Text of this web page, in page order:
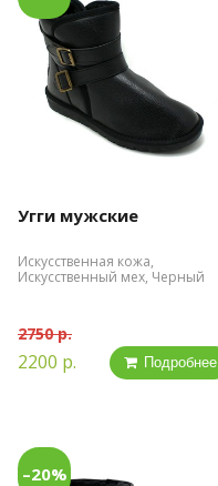
Угги мужские
Искусственная кожа,
Искусственный мех, Черный
2750 р.
2200 р. Подробнее
–20%